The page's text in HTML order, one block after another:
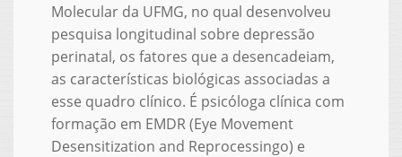
Molecular da UFMG, no qual desenvolveu
pesquisa longitudinal sobre depressão
perinatal, os fatores que a desencadeiam,
as características biológicas associadas a
esse quadro clínico. É psicóloga clínica com
formação em EMDR (Eye Movement
Desensitization and Reprocessingo) e